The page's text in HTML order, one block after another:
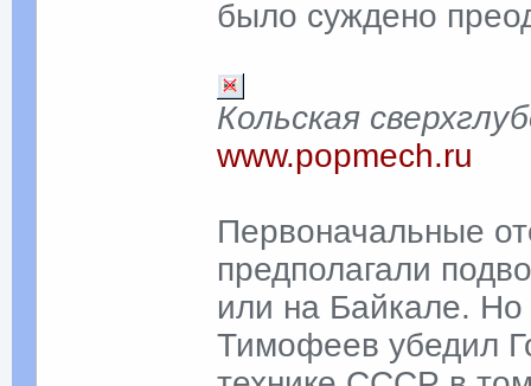
было суждено
Кольская
www.popmech.ru
Первоначальные
предполагали
или на Байкале. Но
Тимофеев убедил